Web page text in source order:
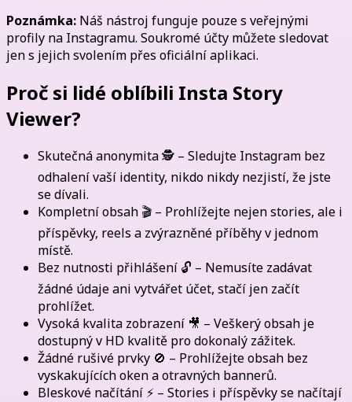
Poznámka: Náš nástroj funguje pouze s veřejnými
profily na Instagramu. Soukromé účty můžete sledovat
jen s jejich svolením přes oficiální aplikaci.
Proč si lidé oblíbili Insta Story
Viewer?
Skutečná anonymita 🕵️ – Sledujte Instagram bez
odhalení vaší identity, nikdo nikdy nezjistí, že jste
se dívali.
Kompletní obsah 🎬 – Prohlížejte nejen stories, ale i
příspěvky, reels a zvýrazněné příběhy v jednom
místě.
Bez nutnosti přihlášení 🔓 – Nemusíte zadávat
žádné údaje ani vytvářet účet, stačí jen začít
prohlížet.
Vysoká kvalita zobrazení 🎥 – Veškerý obsah je
dostupný v HD kvalitě pro dokonalý zážitek.
Žádné rušivé prvky 🚫 – Prohlížejte obsah bez
vyskakujících oken a otravných bannerů.
Bleskové načítání ⚡ – Stories i příspěvky se načítají